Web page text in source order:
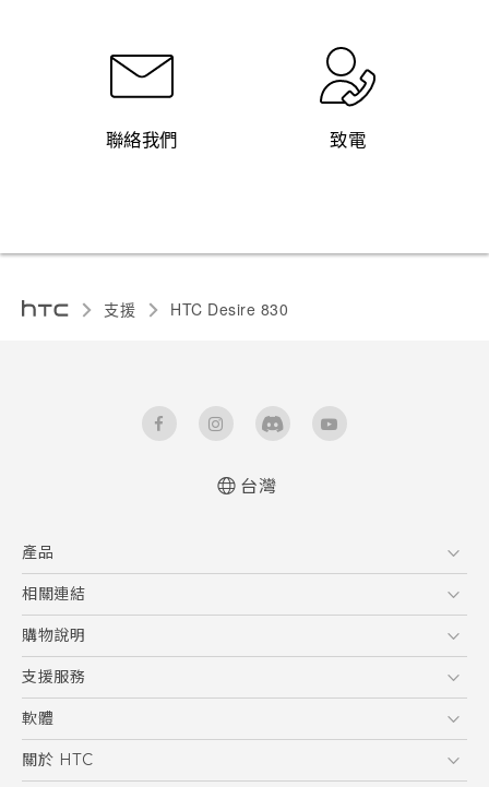
聯絡我們 致電
支援 HTC Desire 830‎
English - User manual
台灣
產品
5G
智慧型手機
配件
相關連結
HTC Research
購物說明
購物須知
訂單管理
付款方式
支援服務
到府收送維修服務
服務中心資訊
客戶服務佈告欄
軟體
應用程式
關於 HTC